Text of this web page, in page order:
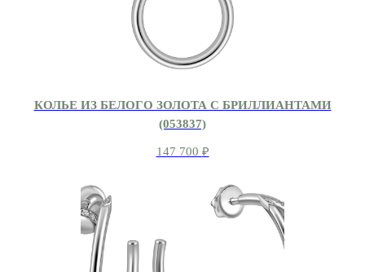
КОЛЬЕ ИЗ БЕЛОГО ЗОЛОТА С БРИЛЛИАНТАМИ
(053837)
147 700 ₽